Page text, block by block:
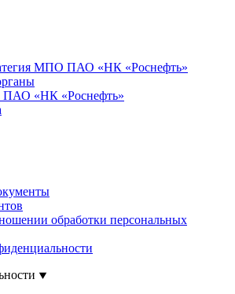
МПО ПАО «НК «Роснефть»
«НК «Роснефть»
обработки персональных